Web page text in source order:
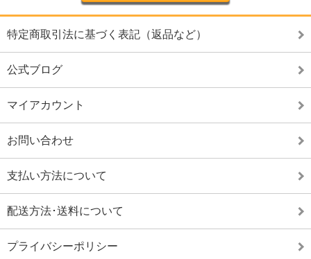
特定商取引法に基づく表記（返品など）
公式ブログ
マイアカウント
お問い合わせ
支払い方法について
配送方法･送料について
プライバシーポリシー